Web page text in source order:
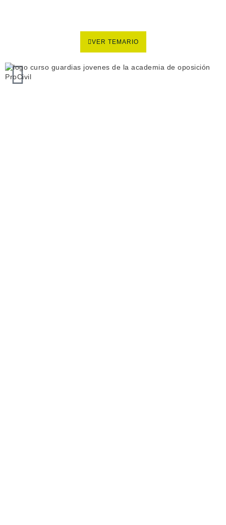
VER TEMARIO